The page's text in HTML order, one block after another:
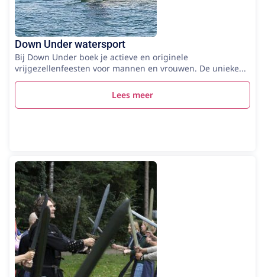
Down Under watersport
Bij Down Under boek je actieve en originele
vrijgezellenfeesten voor mannen en vrouwen. De unieke...
Lees meer